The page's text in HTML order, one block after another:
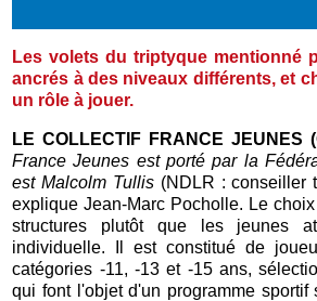
Les volets du triptyque mentionné
ancrés à des niveaux différents, et
un rôle à jouer.
LE COLLECTIF FRANCE JEUNES
France Jeunes est porté par la
est Malcolm Tullis(NDLR : conseiller
explique Jean-Marc Pocholle. Le
structures plutôt que les jeunes
individuelle. Il est constitué de
catégories -11, -13 et -15 ans,
qui font l'objet d'un programme sportif